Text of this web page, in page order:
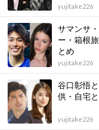
yujitake226
サマンサ
ー・箱根
とめ
yujitake226
谷口彰悟
供・自宅
yujitake226